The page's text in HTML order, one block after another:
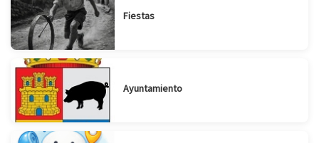
Fiestas
Ayuntamiento